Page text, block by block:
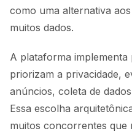
como uma alternativa
muitos dados.
A plataforma implementa
priorizam a privacidade,
anúncios, coleta de
Essa escolha
muitos concorrentes que